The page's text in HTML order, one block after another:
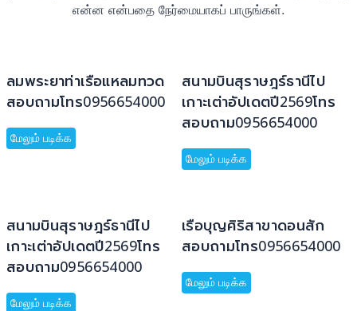
என்ன என்பதை நேர்மையாகப் பாருங்கள்.
ลมพระยาท่าเรือแหลมทวด
สอบถามโทร0956654000
மேலும் படிக்க
สนามบินสุราษฎร์ธานีไป
เกาะเต่าอัปเดตปี2569โทร
สอบถาม0956654000
மேலும் படிக்க
สนามบินสุราษฎร์ธานีไป
เกาะเต่าอัปเดตปี2569โทร
สอบถาม0956654000
மேலும் படிக்க
เรือบุญศิริสาขาดอนสัก
สอบถามโทร0956654000
மேலும் படிக்க